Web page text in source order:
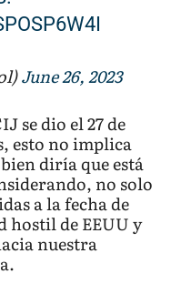
June 26, 2023
se dio el 27 de
esto no implica
diría que está
no solo
a la fecha de
hostil de EEUU y
nuestra